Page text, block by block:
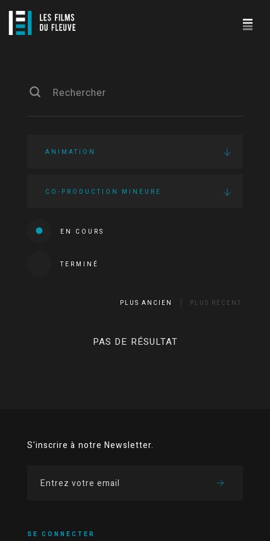
ANIMATION
CO-PRODUCTION MINEURE
EN COURS
TERMINÉ
PLUS ANCIEN PLUS RÉCENT
PAS DE RÉSULTAT
S'inscrire à notre Newsletter.
SE CONNECTER